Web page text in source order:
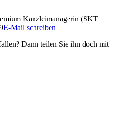
Kanzleimanagerin (SKT
E-Mail schreiben
Dann teilen Sie ihn doch mit